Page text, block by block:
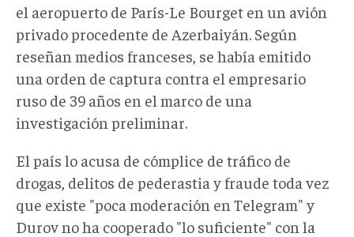
el aeropuerto de París-Le Bourget en un avión
privado procedente de Azerbaiyán. Según
reseñan medios franceses, se había emitido
una orden de captura contra el empresario
ruso de 39 años en el marco de una
investigación preliminar.
El país lo acusa de cómplice de tráfico de
drogas, delitos de pederastia y fraude toda vez
que existe "poca moderación en Telegram" y
Durov no ha cooperado "lo suficiente" con la